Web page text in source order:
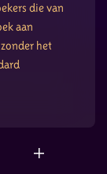
die van
aan
het